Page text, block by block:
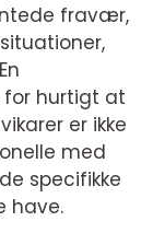
fravær,
hurtigt at
er ikke
med
specifikke
have.